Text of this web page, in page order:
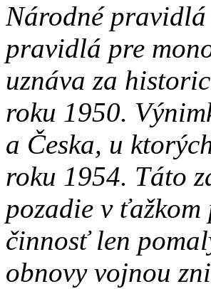
Národné
pravidlá pre
uznáva za
roku 1950.
a Česka, u
roku 1954. Táto
pozadie v
činnosť len
obnovy vojnou